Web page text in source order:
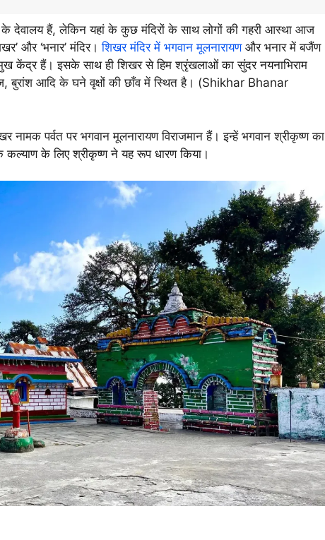
के देवालय हैं, लेकिन यहां के कुछ मंदिरों के साथ लोगों की गहरी आस्था आज
और ‘भनार’ मंदिर।शिखर मंदिर में भगवान मूलनारायणऔर भनार में बजैंण
केंद्र हैं। इसके साथ ही शिखर से हिम श्रृंखलाओं का सुंदर नयनाभिराम
बुरांश आदि के घने वृक्षों की छाँव में स्थित है। (Shikhar Bhanar
नामक पर्वत पर भगवान मूलनारायण विराजमान हैं। इन्हें भगवान श्रीकृष्ण का
कल्याण के लिए श्रीकृष्ण ने यह रूप धारण किया।